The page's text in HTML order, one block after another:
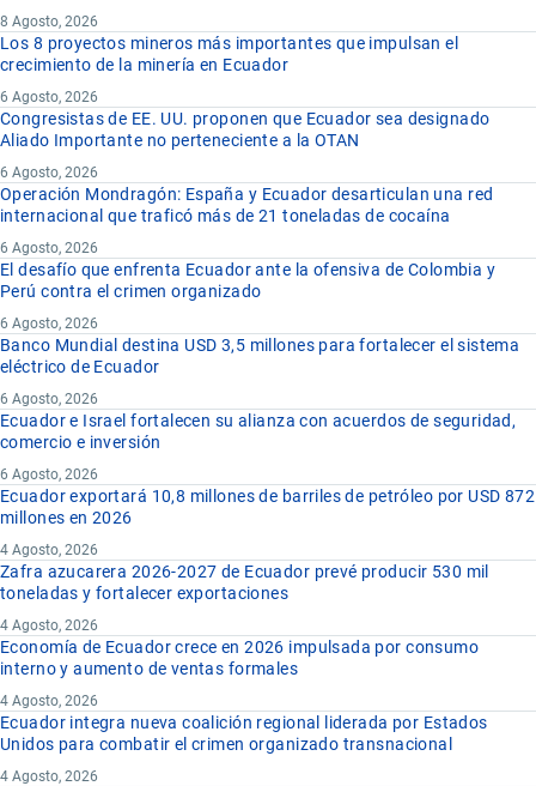
8 Agosto, 2026
Los 8 proyectos mineros más importantes que impulsan el
crecimiento de la minería en Ecuador
6 Agosto, 2026
Congresistas de EE. UU. proponen que Ecuador sea designado
Aliado Importante no perteneciente a la OTAN
6 Agosto, 2026
Operación Mondragón: España y Ecuador desarticulan una red
internacional que traficó más de 21 toneladas de cocaína
6 Agosto, 2026
El desafío que enfrenta Ecuador ante la ofensiva de Colombia y
Perú contra el crimen organizado
6 Agosto, 2026
Banco Mundial destina USD 3,5 millones para fortalecer el sistema
eléctrico de Ecuador
6 Agosto, 2026
Ecuador e Israel fortalecen su alianza con acuerdos de seguridad,
comercio e inversión
6 Agosto, 2026
Ecuador exportará 10,8 millones de barriles de petróleo por USD 872
millones en 2026
4 Agosto, 2026
Zafra azucarera 2026-2027 de Ecuador prevé producir 530 mil
toneladas y fortalecer exportaciones
4 Agosto, 2026
Economía de Ecuador crece en 2026 impulsada por consumo
interno y aumento de ventas formales
4 Agosto, 2026
Ecuador integra nueva coalición regional liderada por Estados
Unidos para combatir el crimen organizado transnacional
4 Agosto, 2026